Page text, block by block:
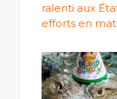
ralenti aux
efforts en